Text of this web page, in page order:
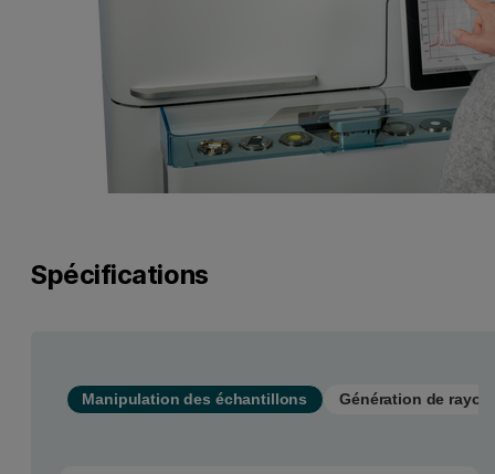
Spécifications
Manipulation des échantillons Génération de